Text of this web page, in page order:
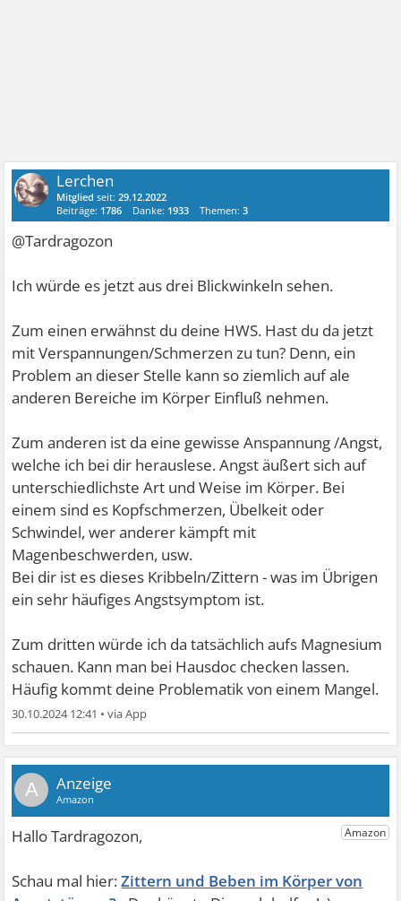
Lerchen
Mitglied seit:29.12.2022
Beiträge: 1786 Danke: 1933 Themen:3
@Tardragozon
Ich würde es jetzt aus drei Blickwinkeln sehen.
Zum einen erwähnst du deine HWS. Hast du da jetzt
mit Verspannungen/Schmerzen zu tun? Denn, ein
Problem an dieser Stelle kann so ziemlich auf ale
anderen Bereiche im Körper Einfluß nehmen.
Zum anderen ist da eine gewisse Anspannung /Angst,
welche ich bei dir herauslese. Angst äußert sich auf
unterschiedlichste Art und Weise im Körper. Bei
einem sind es Kopfschmerzen, Übelkeit oder
Schwindel, wer anderer kämpft mit
Magenbeschwerden, usw.
Bei dir ist es dieses Kribbeln/Zittern - was im Übrigen
ein sehr häufiges Angstsymptom ist.
Zum dritten würde ich da tatsächlich aufs Magnesium
schauen. Kann man bei Hausdoc checken lassen.
Häufig kommt deine Problematik von einem Mangel.
30.10.2024 12:41 •
A
Zittern und Beben im Körper von